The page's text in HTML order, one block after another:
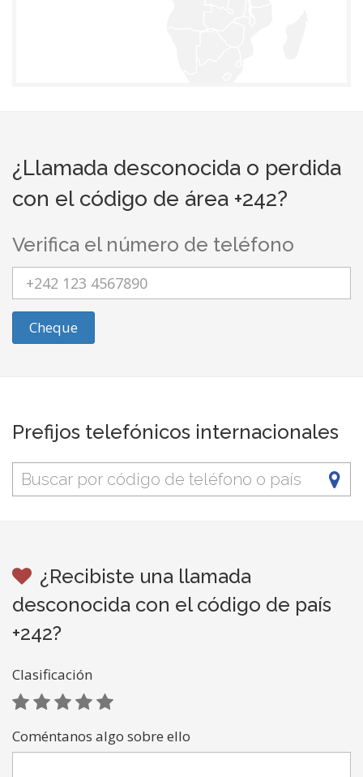
¿Llamada desconocida o perdida
con el código de área +242?
Verifica el número de teléfono
Cheque
Prefijos telefónicos internacionales
¿Recibiste una llamada
desconocida con el código de país
+242?
Clasificación
Coméntanos algo sobre ello